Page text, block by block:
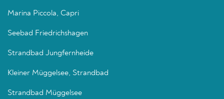
Marina Piccola, Capri
Seebad Friedrichshagen
Strandbad Jungfernheide
Kleiner Müggelsee, Strandbad
Strandbad Müggelsee